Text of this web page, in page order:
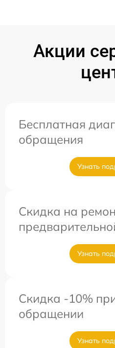
Акции
Бесплатная
обращения
Узнать
Скидка на
Узнать
Скидка -10%
обращении
Узнать